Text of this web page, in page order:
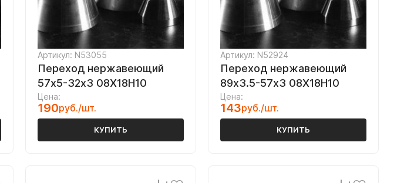
Артикул: N53055
Переход нержавеющий
57х5-32х3 08Х18Н10
Цена:
190руб./шт.
КУПИТЬ
Артикул: N52924
Переход нержавеющий
89х3.5-57х3 08Х18Н10
Цена:
143руб./шт.
КУПИТЬ